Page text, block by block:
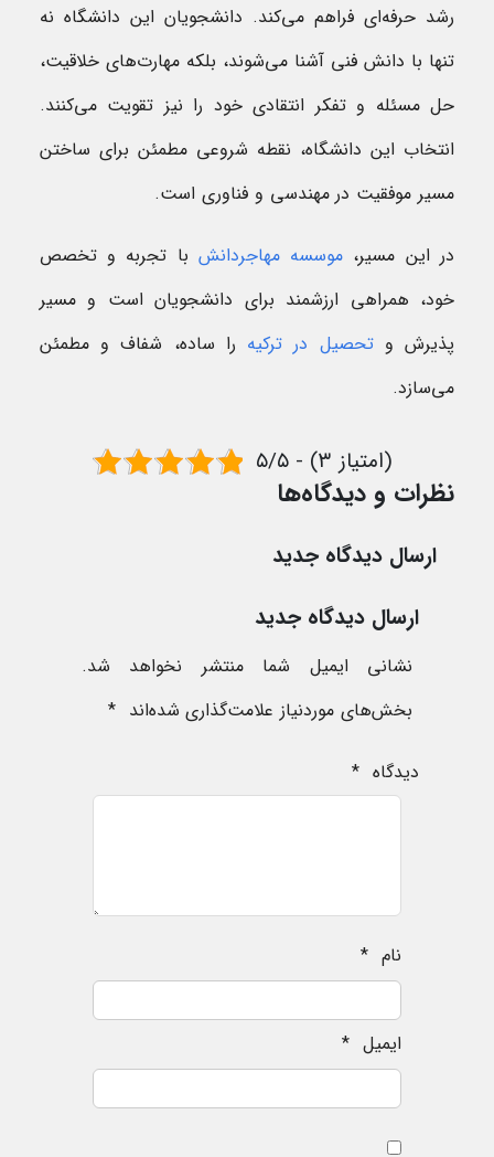
رشد حرفه‌ای فراهم می‌کند. دانشجویان این دانشگاه نه
تنها با دانش فنی آشنا می‌شوند، بلکه مهارت‌های خلاقیت،
حل مسئله و تفکر انتقادی خود را نیز تقویت می‌کنند.
انتخاب این دانشگاه، نقطه شروعی مطمئن برای ساختن
مسیر موفقیت در مهندسی و فناوری است.
در این مسیر، موسسه مهاجردانش با تجربه و تخصص
خود، همراهی ارزشمند برای دانشجویان است و مسیر
پذیرش وتحصیل در ترکیه را ساده، شفاف و مطمئن
می‌سازد.
۵/۵ - (۳ امتیاز)
نظرات و دیدگاه‌ها
ارسال دیدگاه جدید
ارسال دیدگاه جدید
نشانی ایمیل شما منتشر نخواهد شد.
بخش‌های موردنیاز علامت‌گذاری شده‌اند *
دیدگاه *
نام *
ایمیل *